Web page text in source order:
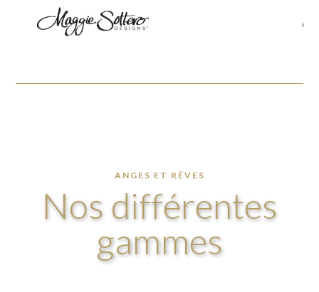
ANGES ET RÊVES
Nos différentes
gammes